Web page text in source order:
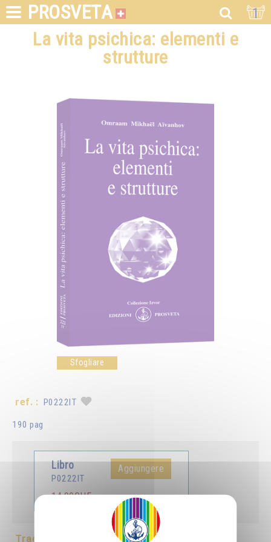
PROSVETA 1
La vita psichica: elementi e
strutture
Sfogliare
ref. : P0222IT
190 pag
Libro
P0222IT
14.00CHF
Aggiungere
Tradotto in : Français Deutsch